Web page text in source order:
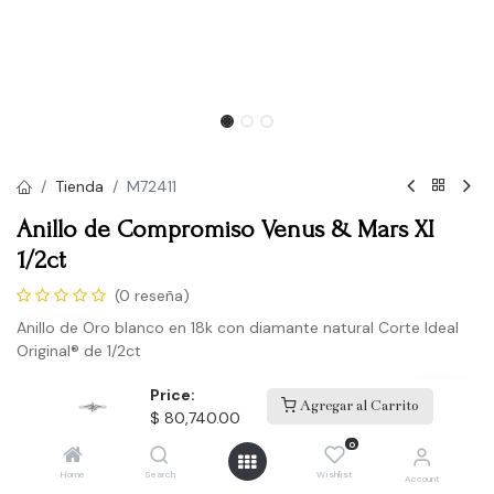
Price:
$ 80,740.00
Agregar al Carrito
Home Search
0
Wishlist Account
Tienda M72411
Anillo de Compromiso Venus & Mars XI
1/2ct
(0 reseña)
Anillo de Oro blanco en 18k con diamante natural Corte Ideal
Original® de 1/2ct
Agregar a la lista de deseos